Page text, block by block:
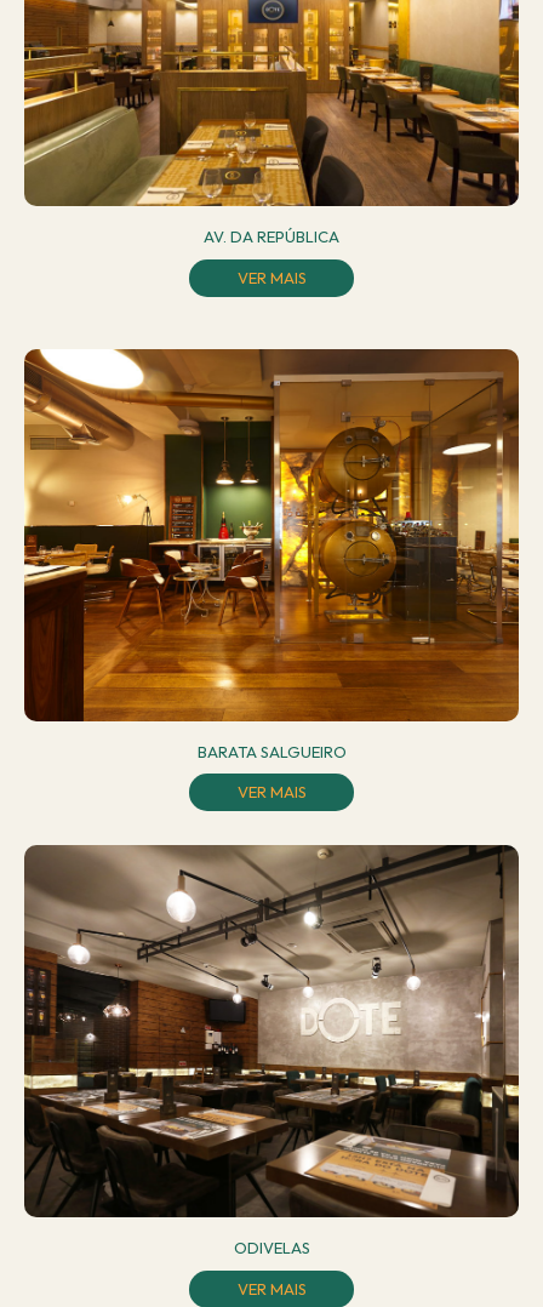
AV. DA REPÚBLICA
VER MAIS
BARATA SALGUEIRO
VER MAIS
ODIVELAS
VER MAIS